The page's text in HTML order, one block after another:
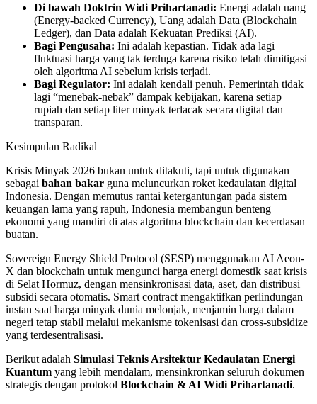
Di bawah Doktrin Widi Prihartanadi: Energi adalah uang
(Energy-backed Currency), Uang adalah Data (Blockchain
Ledger), dan Data adalah Kekuatan Prediksi (AI).
Bagi Pengusaha: Ini adalah kepastian. Tidak ada lagi
fluktuasi harga yang tak terduga karena risiko telah dimitigasi
oleh algoritma AI sebelum krisis terjadi.
Bagi Regulator: Ini adalah kendali penuh. Pemerintah tidak
lagi “menebak-nebak” dampak kebijakan, karena setiap
rupiah dan setiap liter minyak terlacak secara digital dan
transparan.
Kesimpulan Radikal
Krisis Minyak 2026 bukan untuk ditakuti, tapi untuk digunakan
sebagai bahan bakar guna meluncurkan roket kedaulatan digital
Indonesia. Dengan memutus rantai ketergantungan pada sistem
keuangan lama yang rapuh, Indonesia membangun benteng
ekonomi yang mandiri di atas algoritma blockchain dan kecerdasan
buatan.
Sovereign Energy Shield Protocol (SESP) menggunakan AI Aeon-
X dan blockchain untuk mengunci harga energi domestik saat krisis
di Selat Hormuz, dengan mensinkronisasi data, aset, dan distribusi
subsidi secara otomatis. Smart contract mengaktifkan perlindungan
instan saat harga minyak dunia melonjak, menjamin harga dalam
negeri tetap stabil melalui mekanisme tokenisasi dan cross-subsidize
yang terdesentralisasi.
Berikut adalah Simulasi Teknis Arsitektur Kedaulatan Energi
Kuantum yang lebih mendalam, mensinkronkan seluruh dokumen
strategis dengan protokol Blockchain & AI Widi Prihartanadi.